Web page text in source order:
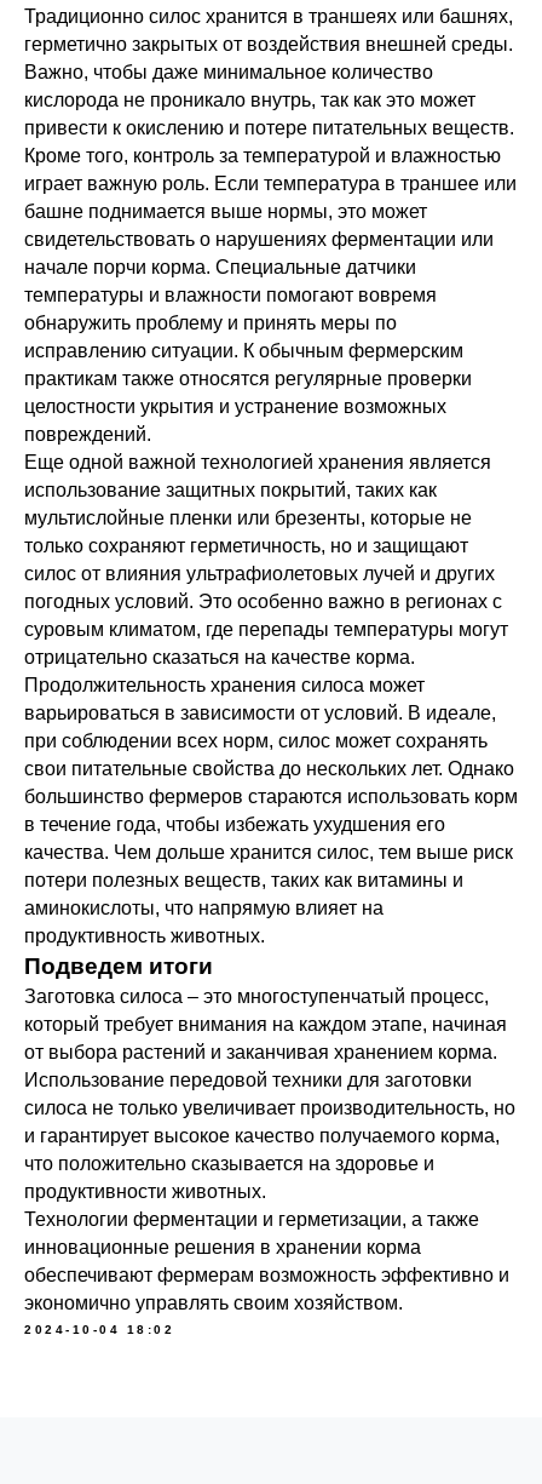
Традиционно силос хранится в траншеях или башнях,
герметично закрытых от воздействия внешней среды.
Важно, чтобы даже минимальное количество
кислорода не проникало внутрь, так как это может
привести к окислению и потере питательных веществ.
Кроме того, контроль за температурой и влажностью
играет важную роль. Если температура в траншее или
башне поднимается выше нормы, это может
свидетельствовать о нарушениях ферментации или
начале порчи корма. Специальные датчики
температуры и влажности помогают вовремя
обнаружить проблему и принять меры по
исправлению ситуации. К обычным фермерским
практикам также относятся регулярные проверки
целостности укрытия и устранение возможных
повреждений.
Еще одной важной технологией хранения является
использование защитных покрытий, таких как
мультислойные пленки или брезенты, которые не
только сохраняют герметичность, но и защищают
силос от влияния ультрафиолетовых лучей и других
погодных условий. Это особенно важно в регионах с
суровым климатом, где перепады температуры могут
отрицательно сказаться на качестве корма.
Продолжительность хранения силоса может
варьироваться в зависимости от условий. В идеале,
при соблюдении всех норм, силос может сохранять
свои питательные свойства до нескольких лет. Однако
большинство фермеров стараются использовать корм
в течение года, чтобы избежать ухудшения его
качества. Чем дольше хранится силос, тем выше риск
потери полезных веществ, таких как витамины и
аминокислоты, что напрямую влияет на
продуктивность животных.
Подведем итоги
Заготовка силоса – это многоступенчатый процесс,
который требует внимания на каждом этапе, начиная
от выбора растений и заканчивая хранением корма.
Использование передовой техники для заготовки
силоса не только увеличивает производительность, но
и гарантирует высокое качество получаемого корма,
что положительно сказывается на здоровье и
продуктивности животных.
Технологии ферментации и герметизации, а также
инновационные решения в хранении корма
обеспечивают фермерам возможность эффективно и
экономично управлять своим хозяйством.
2024-10-04 18:02